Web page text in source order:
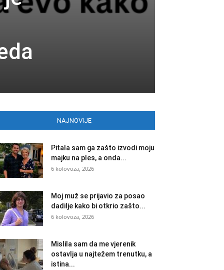
NAJNOVIJE
Pitala sam ga zašto izvodi moju
majku na ples, a onda...
6 kolovoza, 2026
Moj muž se prijavio za posao
dadilje kako bi otkrio zašto...
6 kolovoza, 2026
Mislila sam da me vjerenik
ostavlja u najtežem trenutku, a
istina...